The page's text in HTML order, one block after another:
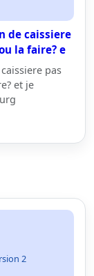
de caissiere
la faire? e
pas
et je
2